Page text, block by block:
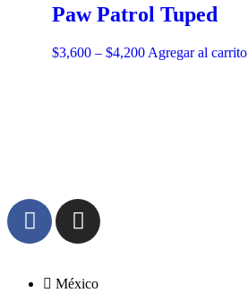
Paw Patrol Tuped
$3,600 – $4,200 Agregar al carrito
México